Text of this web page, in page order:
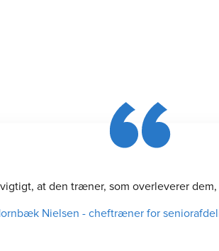
at den træner, som overleverer
Nielsen - cheftræner for